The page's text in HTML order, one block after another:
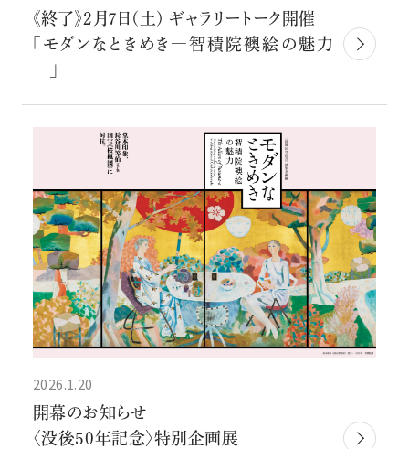
《終了》2月7日(土) ギャラリートーク開催
「モダンなときめき―智積院襖絵の魅力
―」
2026.1.20
開幕のお知らせ
〈没後50年記念〉特別企画展